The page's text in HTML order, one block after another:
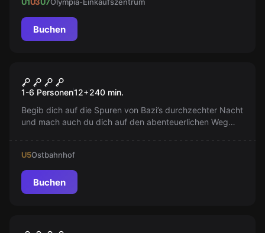
Buchen
Bazi-Tour: Outdoor Escape
Game
1-6 Personen12+240 min.
Begib dich auf die Spuren von Bazi’s durchzechter Nacht
und mach auch du dich auf den abenteuerlichen Weg
U5Ostbahnhof
Buchen